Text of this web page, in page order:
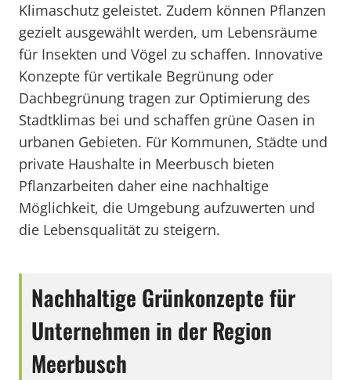
Klimaschutz geleistet. Zudem können Pflanzen
gezielt ausgewählt werden, um Lebensräume
für Insekten und Vögel zu schaffen. Innovative
Konzepte für vertikale Begrünung oder
Dachbegrünung tragen zur Optimierung des
Stadtklimas bei und schaffen grüne Oasen in
urbanen Gebieten. Für Kommunen, Städte und
private Haushalte in Meerbusch bieten
Pflanzarbeiten daher eine nachhaltige
Möglichkeit, die Umgebung aufzuwerten und
die Lebensqualität zu steigern.
Nachhaltige Grünkonzepte für
Unternehmen in der Region
Meerbusch